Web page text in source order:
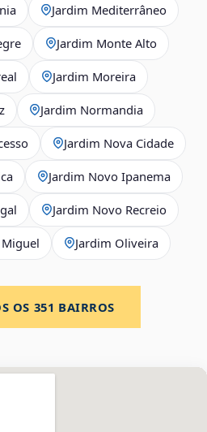
Jardim Mediterrâneo
Jardim Monte Alto
Jardim Moreira
Jardim Normandia
Jardim Nova Cidade
Jardim Novo Ipanema
Jardim Novo Recreio
Jardim Oliveira
OS 351 BAIRROS